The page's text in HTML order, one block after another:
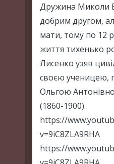
Дружина Миколи
добрим другом,
мати, тому по 12
життя тихенько
Лисенко узяв
своєю ученицею,
Ольгою
(1860-1900).
https://
v=9iC8ZLA9RHA
https://